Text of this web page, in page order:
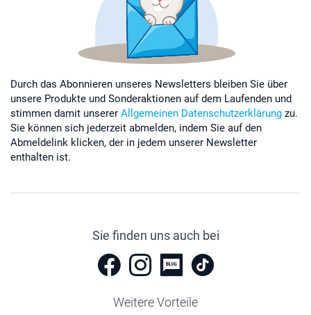
Durch das Abonnieren unseres Newsletters bleiben Sie über
unsere Produkte und Sonderaktionen auf dem Laufenden und
stimmen damit unserer Allgemeinen Datenschutzerklärung zu.
Sie können sich jederzeit abmelden, indem Sie auf den
Abmeldelink klicken, der in jedem unserer Newsletter
enthalten ist.
Sie finden uns auch bei
Weitere Vorteile